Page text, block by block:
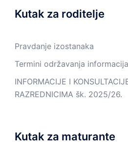
Kutak za roditelje
Pravdanje izostanaka
Termini održavanja
INFORMACIJE I
RAZREDNICIMA šk. 2025/26.
Kutak za maturante